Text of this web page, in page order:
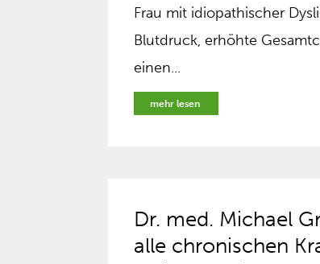
Frau mit idiopathischer
Blutdruck, erhöhte
einen...
mehr lesen
Dr. med. Michael
alle chronischen